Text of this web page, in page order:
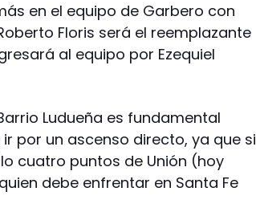
en el equipo de Garbero con
Floris será el reemplazante
al equipo por Ezequiel
Ludueña es fundamental
por un ascenso directo, ya que si
cuatro puntos de Unión (hoy
debe enfrentar en Santa Fe